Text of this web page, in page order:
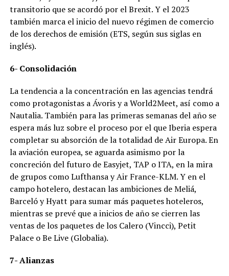
transitorio que se acordó por el Brexit. Y el 2023
también marca el inicio del nuevo régimen de comercio
de los derechos de emisión (ETS, según sus siglas en
inglés).
6- Consolidación
La tendencia a la concentración en las agencias tendrá
como protagonistas a Ávoris y a World2Meet, así como a
Nautalia. También para las primeras semanas del año se
espera más luz sobre el proceso por el que Iberia espera
completar su absorción de la totalidad de Air Europa. En
la aviación europea, se aguarda asimismo por la
concreción del futuro de Easyjet, TAP o ITA, en la mira
de grupos como Lufthansa y Air France-KLM. Y en el
campo hotelero, destacan las ambiciones de Meliá,
Barceló y Hyatt para sumar más paquetes hoteleros,
mientras se prevé que a inicios de año se cierren las
ventas de los paquetes de los Calero (Vincci), Petit
Palace o Be Live (Globalia).
7- Alianzas